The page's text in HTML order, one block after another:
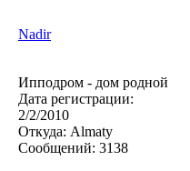
Nadir
Ипподром - дом родной
Дата регистрации:
2/2/2010
Откуда: Almaty
Сообщений: 3138